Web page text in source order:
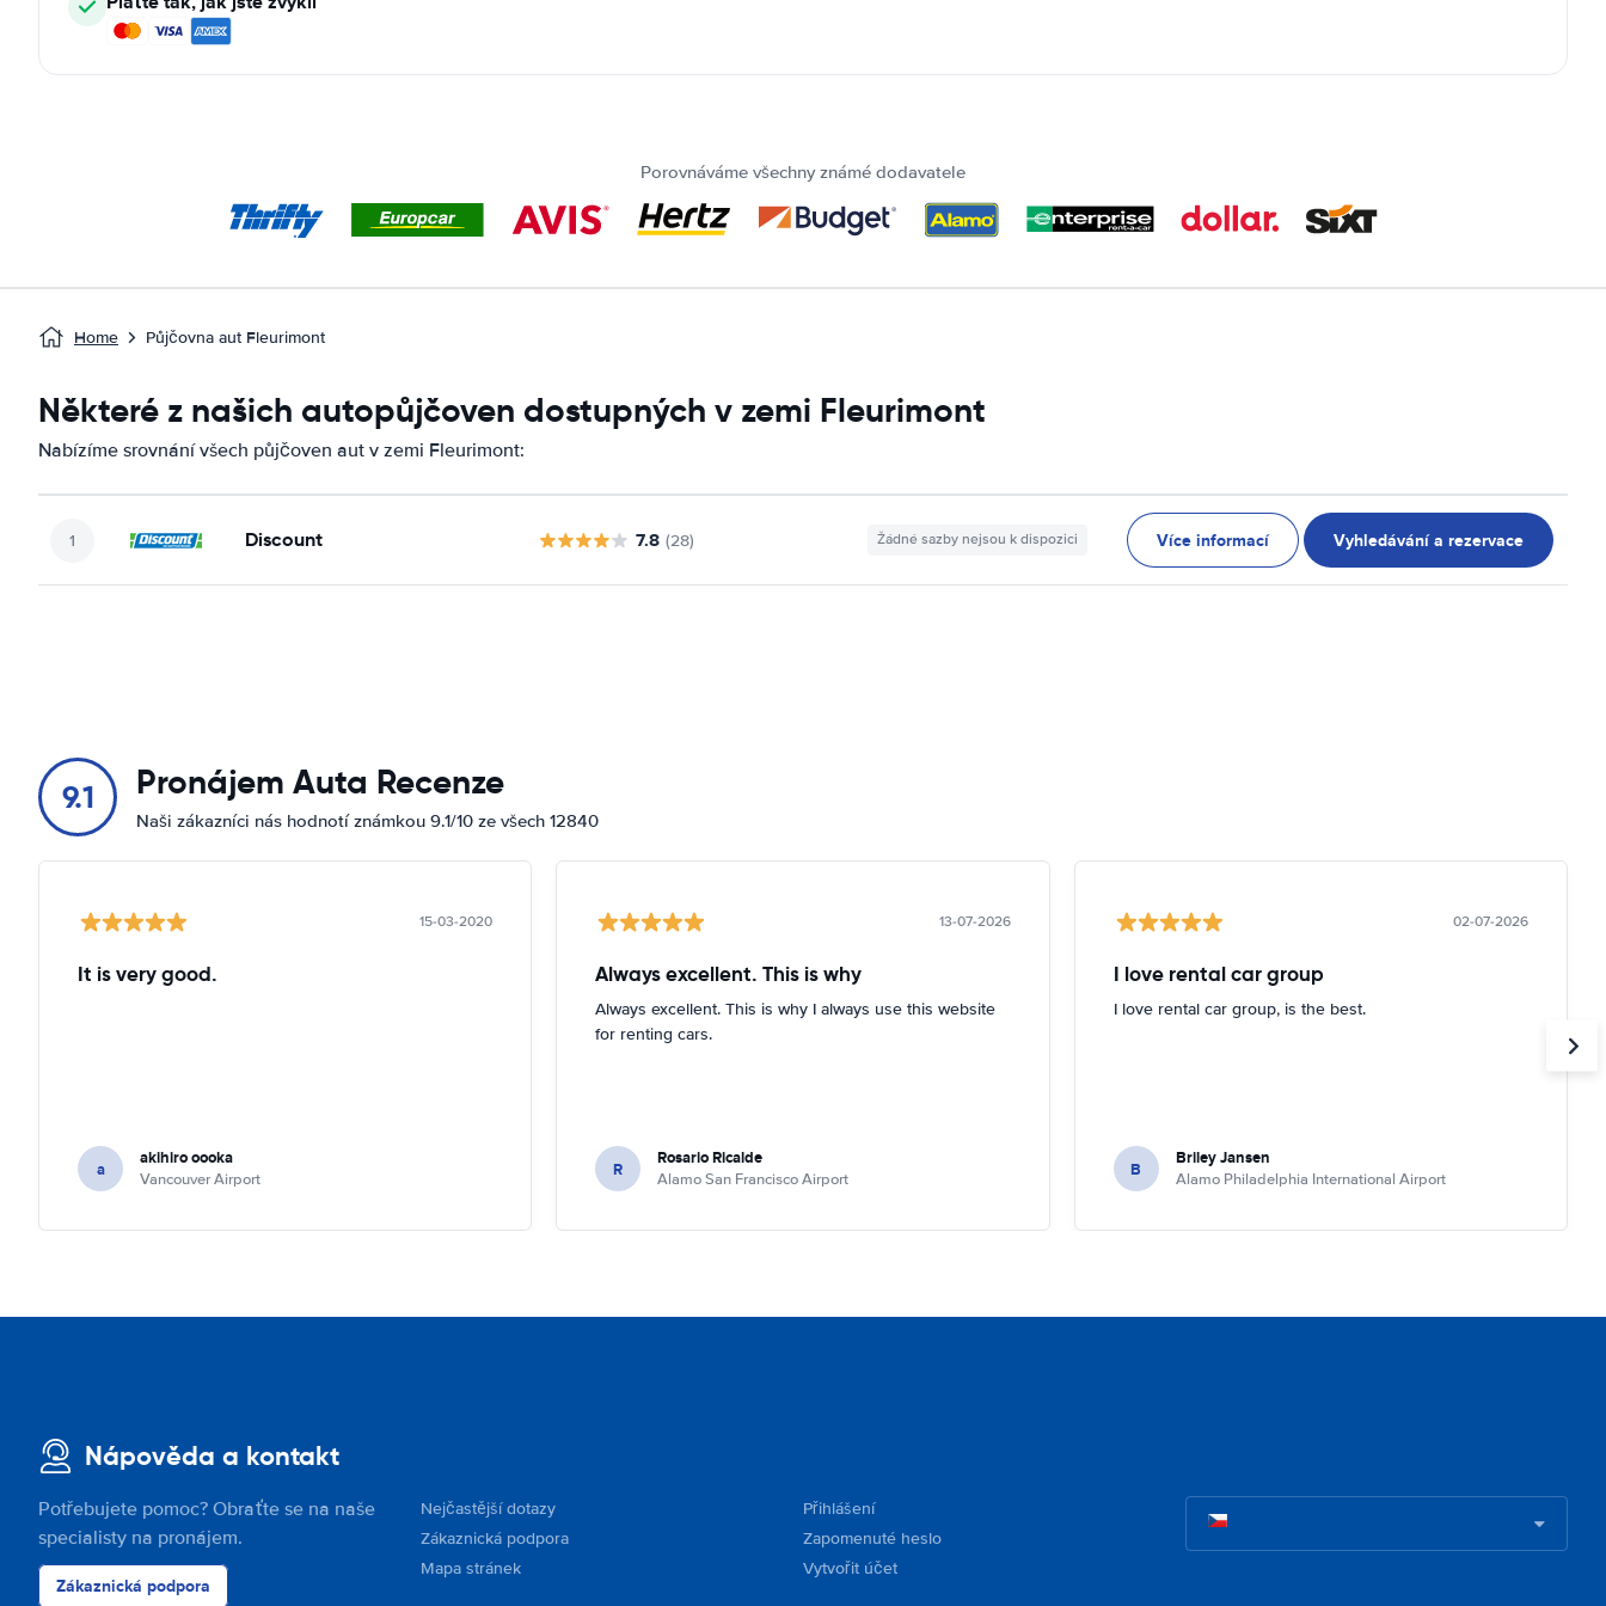
Porovnáváme všechny známé dodavatele
Home Půjčovna aut Fleurimont
Některé z našich autopůjčoven dostupných v zemi Fleurimont
Nabízíme srovnání všech půjčoven aut v zemi Fleurimont:
Discount 7.8 (28) Žádné sazby nejsou k dispozici Více informací Vyhledávání a rezervace
9.1 Pronájem Auta Recenze
Naši zákazníci nás hodnotí známkou 9.1/10 ze všech 12840
15-03-2020
It is very good.
a akihiro oooka
Vancouver Airport
13-07-2026
Always excellent. This is why
Always excellent. This is why I always use this website
for renting cars.
R Rosario Ricalde
Alamo San Francisco Airport
02-07-2026
I love rental car group
I love rental car group, is the best.
B Briley Jansen
Alamo Philadelphia International Airport
Nápověda a kontakt
Potřebujete pomoc? Obraťte se na naše
specialisty na pronájem.
Zákaznická podpora
Nejčastější dotazy
Zákaznická podpora
Mapa stránek
Přihlášení
Zapomenuté heslo
Vytvořit účet